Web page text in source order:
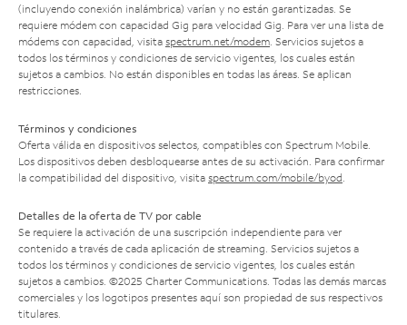
(incluyendo conexión inalámbrica) varían y no están garantizadas. Se
requiere módem con capacidad Gig para velocidad Gig. Para ver una lista de
módems con capacidad, visita spectrum.net/modem . Servicios sujetos a
todos los términos y condiciones de servicio vigentes, los cuales están
sujetos a cambios. No están disponibles en todas las áreas. Se aplican
restricciones.
Términos y condiciones
Oferta válida en dispositivos selectos, compatibles con Spectrum Mobile.
Los dispositivos deben desbloquearse antes de su activación. Para confirmar
la compatibilidad del dispositivo, visita spectrum.com/mobile/byod
Detalles de la oferta de TV por cable
Se requiere la activación de una suscripción independiente para ver
contenido a través de cada aplicación de streaming. Servicios sujetos a
todos los términos y condiciones de servicio vigentes, los cuales están
sujetos a cambios. ©2025 Charter Communications. Todas las demás marcas
comerciales y los logotipos presentes aquí son propiedad de sus respectivos
titulares.